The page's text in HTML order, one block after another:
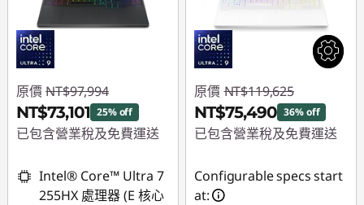
原價 NT$97,994
NT$73,101 25% off
已包含營業稅及免費運送
NT$24,893
Intel® Core™ Ultra 7
255HX 處理器 (E 核心
原價 NT$119,625
NT$75,490 36% off
已包含營業稅及免費運送
NT$44,135
Configurable specs start
at: